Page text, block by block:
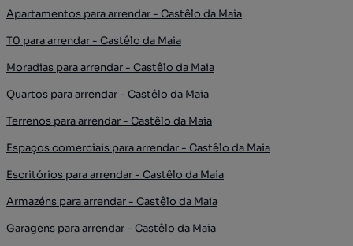
Apartamentos para arrendar - Castêlo da Maia
T0 para arrendar - Castêlo da Maia
Moradias para arrendar - Castêlo da Maia
Quartos para arrendar - Castêlo da Maia
Terrenos para arrendar - Castêlo da Maia
Espaços comerciais para arrendar - Castêlo da Maia
Escritórios para arrendar - Castêlo da Maia
Armazéns para arrendar - Castêlo da Maia
Garagens para arrendar - Castêlo da Maia